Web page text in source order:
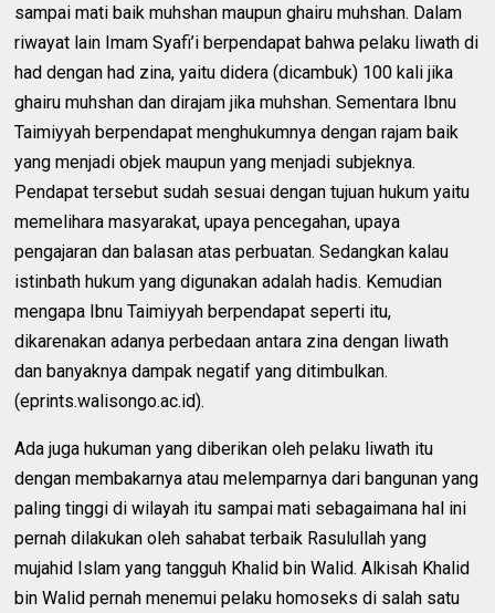
sampai mati baik muhshan maupun ghairu muhshan. Dalam
riwayat lain Imam Syafi’i berpendapat bahwa pelaku liwath di
had dengan had zina, yaitu didera (dicambuk) 100 kali jika
ghairu muhshan dan dirajam jika muhshan. Sementara Ibnu
Taimiyyah berpendapat menghukumnya dengan rajam baik
yang menjadi objek maupun yang menjadi subjeknya.
Pendapat tersebut sudah sesuai dengan tujuan hukum yaitu
memelihara masyarakat, upaya pencegahan, upaya
pengajaran dan balasan atas perbuatan. Sedangkan kalau
istinbath hukum yang digunakan adalah hadis. Kemudian
mengapa Ibnu Taimiyyah berpendapat seperti itu,
dikarenakan adanya perbedaan antara zina dengan liwath
dan banyaknya dampak negatif yang ditimbulkan.
(eprints.walisongo.ac.id).
Ada juga hukuman yang diberikan oleh pelaku liwath itu
dengan membakarnya atau melemparnya dari bangunan yang
paling tinggi di wilayah itu sampai mati sebagaimana hal ini
pernah dilakukan oleh sahabat terbaik Rasulullah yang
mujahid Islam yang tangguh Khalid bin Walid. Alkisah Khalid
bin Walid pernah menemui pelaku homoseks di salah satu